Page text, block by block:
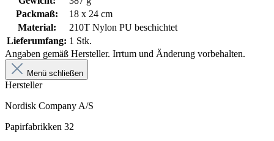
Packmaß:
18 x 24 cm
Material:
210T Nylon PU beschichtet
Lieferumfang: 1 Stk.
Angaben gemäß Hersteller. Irrtum und Änderung vorbehalten.
Menü schließen
Hersteller
Nordisk Company A/S
Papirfabrikken 32